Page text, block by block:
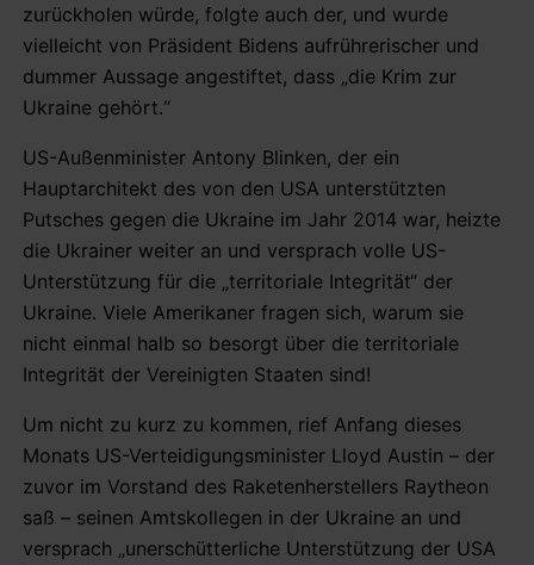
zurückholen würde, folgte auch der, und wurde
vielleicht von Präsident Bidens aufrührerischer und
dummer Aussage angestiftet, dass „die Krim zur
Ukraine gehört.“
US-Außenminister Antony Blinken, der ein
Hauptarchitekt des von den USA unterstützten
Putsches gegen die Ukraine im Jahr 2014 war, heizte
die Ukrainer weiter an und versprach volle US-
Unterstützung für die „territoriale Integrität“ der
Ukraine. Viele Amerikaner fragen sich, warum sie
nicht einmal halb so besorgt über die territoriale
Integrität der Vereinigten Staaten sind!
Um nicht zu kurz zu kommen, rief Anfang dieses
Monats US-Verteidigungsminister Lloyd Austin – der
zuvor im Vorstand des Raketenherstellers Raytheon
saß – seinen Amtskollegen in der Ukraine an und
versprach „unerschütterliche Unterstützung der USA